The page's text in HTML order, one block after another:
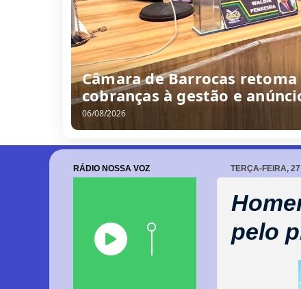
Câmara de Barrocas
cobranças à gestão e
06/08/2026
TERÇA-FEIRA,
pelo
RÁDIO NOSSA VOZ